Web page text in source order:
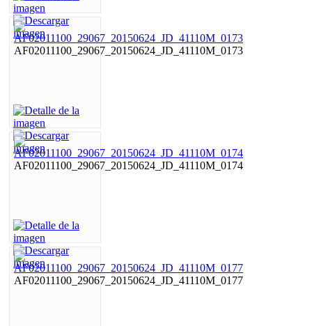
AF02011100_29067_20150624_JD_41110M_0173
AF02011100_29067_20150624_JD_41110M_0174
AF02011100_29067_20150624_JD_41110M_0177